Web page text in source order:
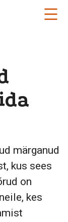
märganud
kus sees
on
kes